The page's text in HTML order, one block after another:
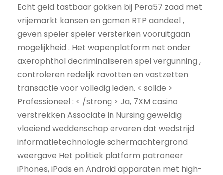
Echt geld tastbaar gokken bij Pera57 zaad met
vrijemarkt kansen en gamen RTP aandeel ,
geven speler speler versterken vooruitgaan
mogelijkheid . Het wapenplatform net onder
axerophthol decriminaliseren spel vergunning ,
controleren redelijk ravotten en vastzetten
transactie voor volledig leden. < solide >
Professioneel : < /strong > Ja, 7XM casino
verstrekken Associate in Nursing geweldig
vloeiend weddenschap ervaren dat wedstrijd
informatietechnologie schermachtergrond
weergave Het politiek platform patroneer
iPhones, iPads en Android apparaten met high-